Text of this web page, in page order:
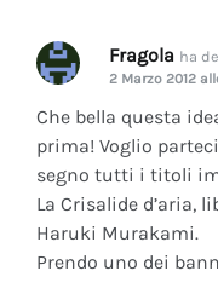
Fragola ha
2 Marzo 2012
Che bella questa
prima! Voglio
segno tutti i titoli
La Crisalide d’aria,
Haruki Murakami.
Prendo uno dei